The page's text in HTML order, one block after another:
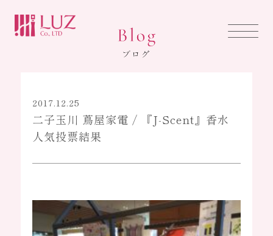
ABOUT US
LUZ BRAND
ブランド事業
2017.12.25
二子玉川 蔦屋家電 / 『J-Scent』香水
人気投票結果